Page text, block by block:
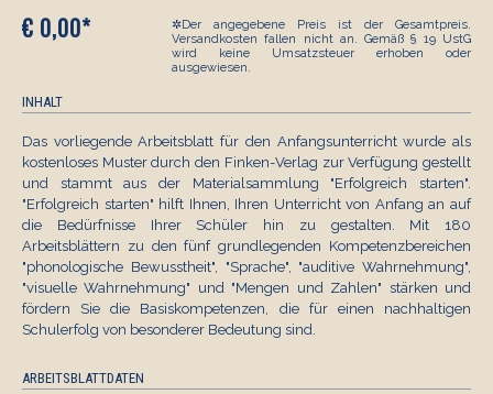
€ 0,00*
✲Der angegebene Preis ist der Gesamtpreis.
Versandkosten fallen nicht an. Gemäß § 19 UstG
wird keine Umsatzsteuer erhoben oder
ausgewiesen.
INHALT
Das vorliegende Arbeitsblatt für den Anfangsunterricht wurde als
kostenloses Muster durch den Finken-Verlag zur Verfügung gestellt
und stammt aus der Materialsammlung "Erfolgreich starten".
"Erfolgreich starten" hilft Ihnen, Ihren Unterricht von Anfang an auf
die Bedürfnisse Ihrer Schüler hin zu gestalten. Mit 180
Arbeitsblättern zu den fünf grundlegenden Kompetenzbereichen
"phonologische Bewusstheit", "Sprache", "auditive Wahrnehmung",
"visuelle Wahrnehmung" und "Mengen und Zahlen" stärken und
fördern Sie die Basiskompetenzen, die für einen nachhaltigen
Schulerfolg von besonderer Bedeutung sind.
ARBEITSBLATTDATEN